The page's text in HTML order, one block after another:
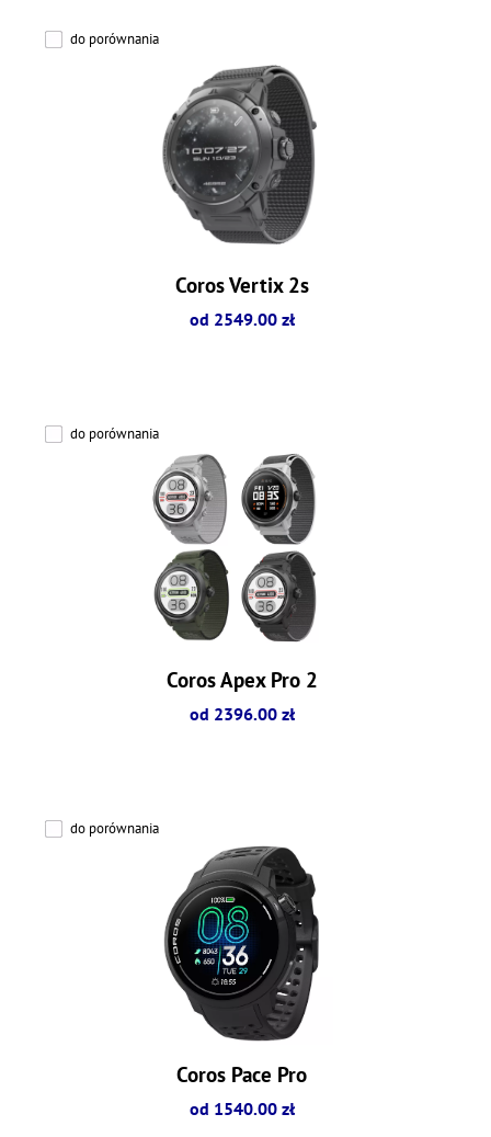
do porównania
Coros Vertix 2s
od 2549.00 zł
do porównania
Coros Apex Pro 2
od 2396.00 zł
do porównania
Coros Pace Pro
od 1540.00 zł